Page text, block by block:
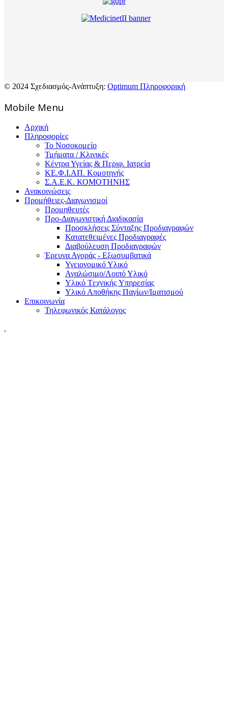
© 2024 Σχεδιασμός-Ανάπτυξη: Optimum Πληροφορική
Mοbile Menu
Αρχική
Πληροφορίες
Το Νοσοκομείο
Τμήματα / Κλινικές
Κέντρα Υγείας & Περιφ. Ιατρεία
ΚΕ.Φ.Ι.ΑΠ. Κομοτηνής
Σ.Α.Ε.Κ. ΚΟΜΟΤΗΝΗΣ
Ανακοινώσεις
Προμήθειες-Διαγωνισμοί
Προμηθευτές
Προ-Διαγωνιστική Διαδικασία
Προσκλήσεις Σύνταξης Προδιαγραφών
Κατατεθειμένες Προδιαγραφές
Διαβούλευση Προδιαγραφών
Έρευνα Αγοράς - Εξωσυμβατικά
Υγειονομικό Υλικό
Αναλώσιμο/Λοιπό Υλικό
Υλικό Tεχνικής Yπηρεσίας
Υλικό Αποθήκης Παγίων/Ιματισμού
Επικοινωνία
Τηλεφωνικός Κατάλογος